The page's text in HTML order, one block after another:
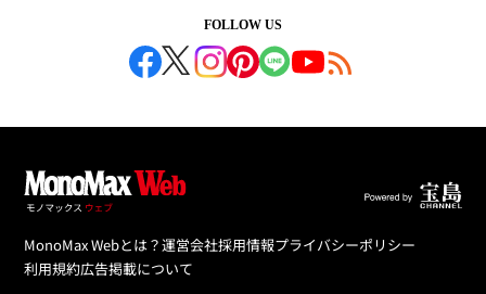
FOLLOW US
MonoMax Webとは？運営会社採用情報プライバシーポリシー
利用規約広告掲載について